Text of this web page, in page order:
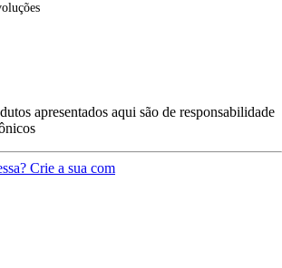
apresentados aqui são de responsabilidade
Crie a sua com